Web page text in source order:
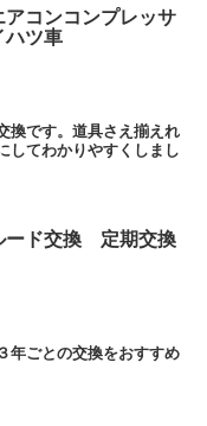
コンコンプレッサ
ツ車
換です。道具さえ揃えれ
してわかりやすくしまし
ード交換 定期交換
ごとの交換をおすすめ